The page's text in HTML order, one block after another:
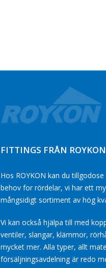
FITTINGS FRÅN ROYKON
Hos ROYKON kan du tillgodose
behov for rördelar, vi har ett
mångsidigt sortiment av hög
Vi kan också hjälpa till med
ventiler, slangar, klämmor,
mycket mer. Alla typer, allt
försäljningsavdelning är redo